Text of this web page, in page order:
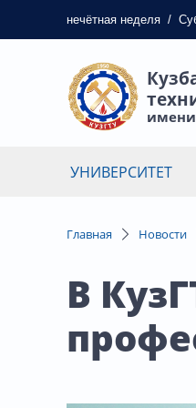
нечётная неделя /
имени
УНИВЕРСИТЕТ
Главная Новости
В